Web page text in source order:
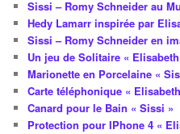
Sissi – Romy Schneider au
Hedy Lamarr inspirée par
Sissi – Romy Schneider en
Un jeu de Solitaire «
Marionette en Porcelaine «
Carte téléphonique «
Canard pour le Bain « Sissi »
Protection pour IPhone 4 «